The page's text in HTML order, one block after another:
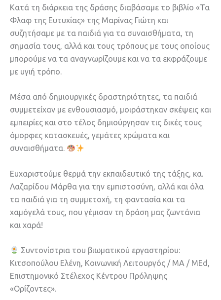
Κατά τη διάρκεια της δράσης διαβάσαμε το βιβλίο «Τα
Φλαφ της Ευτυχίας» της Μαρίνας Γιώτη και
συζητήσαμε με τα παιδιά για τα συναισθήματα, τη
σημασία τους, αλλά και τους τρόπους με τους οποίους
μπορούμε να τα αναγνωρίζουμε και να τα εκφράζουμε
με υγιή τρόπο.
Μέσα από δημιουργικές δραστηριότητες, τα παιδιά
συμμετείχαν με ενθουσιασμό, μοιράστηκαν σκέψεις και
εμπειρίες και στο τέλος δημιούργησαν τις δικές τους
όμορφες κατασκευές, γεμάτες χρώματα και
συναισθήματα.
Ευχαριστούμε θερμά την εκπαιδευτικό της τάξης, κα.
Λαζαρίδου Μάρθα για την εμπιστοσύνη, αλλά και όλα
τα παιδιά για τη συμμετοχή, τη φαντασία και τα
χαμόγελά τους, που γέμισαν τη δράση μας ζωντάνια
και χαρά!
Συντονίστρια του βιωματικού εργαστηρίου:
Κιτσοπούλου Ελένη, Κοινωνική Λειτουργός / MA / MEd,
Επιστημονικό Στέλεχος Κέντρου Πρόληψης
«Ορίζοντες».